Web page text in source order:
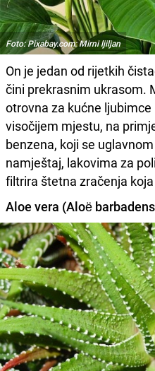
Foto: Pixabay.com: Mirni ljiljan
On je jedan od rijetkih
čini prekrasnim ukrasom.
otrovna za kućne
visočijem mjestu, na
benzena, koji se
namještaj, lakovima za
filtrira štetna zračenja
Aloe vera (Aloë